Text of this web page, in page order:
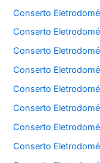
Conserto
Conserto
Conserto
Conserto
Conserto
Conserto
Conserto
Conserto